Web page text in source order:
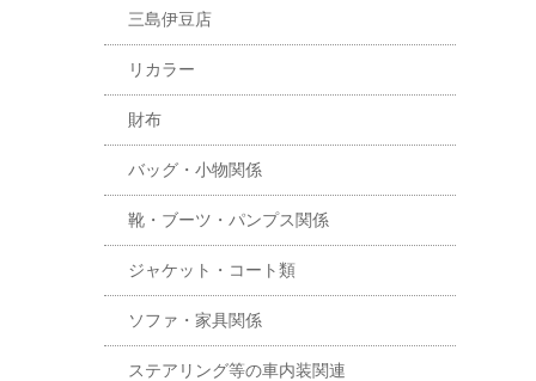
三島伊豆店
リカラー
財布
バッグ・小物関係
靴・ブーツ・パンプス関係
ジャケット・コート類
ソファ・家具関係
ステアリング等の車内装関連